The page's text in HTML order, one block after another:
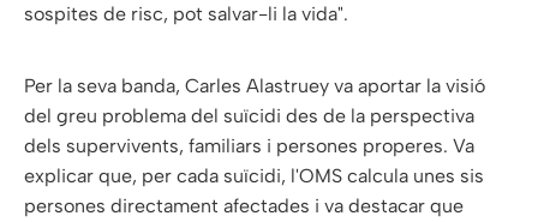
sospites de risc, pot salvar-li la vida".
Per la seva banda, Carles Alastruey va aportar la visió
del greu problema del suïcidi des de la perspectiva
dels supervivents, familiars i persones properes. Va
explicar que, per cada suïcidi, l'OMS calcula unes sis
persones directament afectades i va destacar que